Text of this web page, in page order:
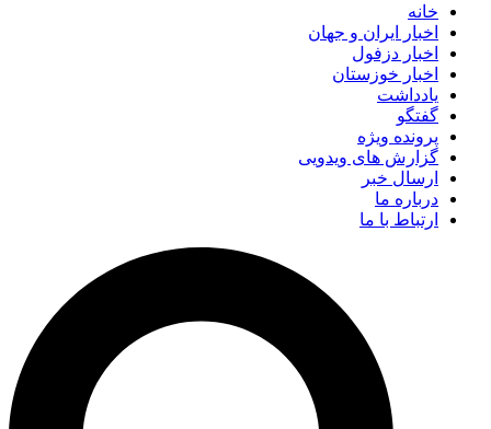
خانه
اخبار ایران و جهان
اخبار دزفول
اخبار خوزستان
یادداشت
گفتگو
پرونده ویژه
گزارش های ویدویی
ارسال خبر
درباره ما
ارتباط با ما